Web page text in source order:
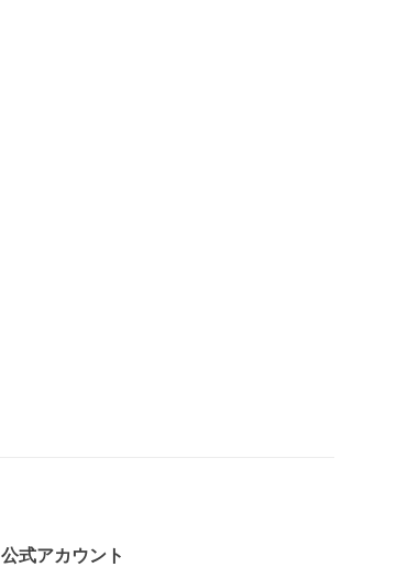
公式アカウント